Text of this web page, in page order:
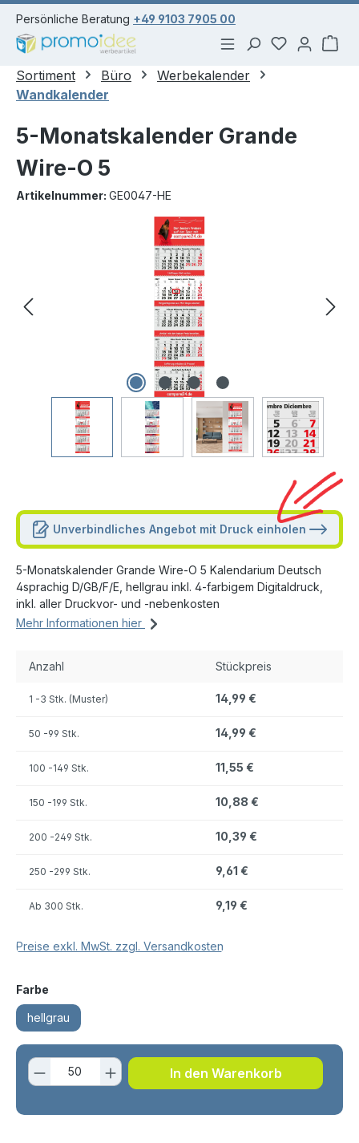
springen
Persönliche Beratung +49 9103 7905 00
Du hast 0
Sortiment Büro
Werbekalender
Wandkalender
5-Monatskalender Grande
Wire-O 5
Artikelnummer: GE0047-HE
Unverbindliches Angebot mit Druck einholen
5-Monatskalender Grande Wire-O 5 Kalendarium Deutsch
4sprachig D/GB/F/E, hellgrau inkl. 4-farbigem Digitaldruck,
inkl. aller Druckvor- und -nebenkosten
Mehr Informationen hier
Anzahl Stückpreis
1 -3 Stk. (Muster) 14,99 €
50 -99 Stk. 14,99 €
100 -149 Stk. 11,55 €
150 -199 Stk. 10,88 €
200 -249 Stk. 10,39 €
250 -299 Stk. 9,61 €
Ab 300 Stk. 9,19 €
Preise exkl. MwSt. zzgl. Versandkosten
Farbe
hellgrau
Produkt Anzahl: Gib den
In den Warenkorb